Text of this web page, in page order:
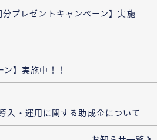
プレゼントキャンペーン】実施
】実施中！！
入・運用に関する助成金について